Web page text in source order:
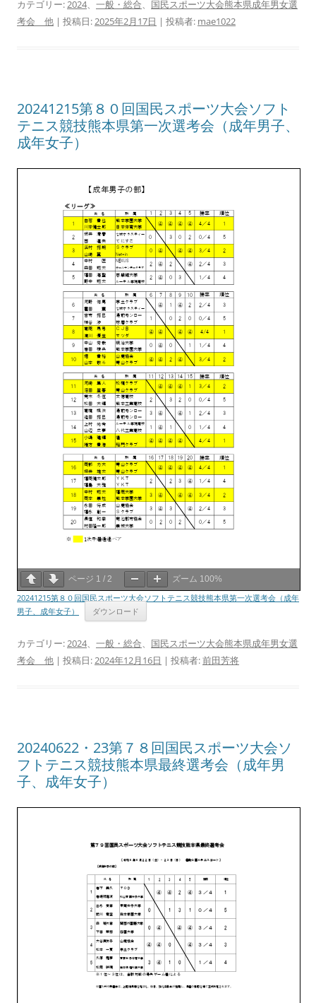
カテゴリー: 2024、 一般・総合
国民スポーツ大会熊本県成年男女選
考会 他 | 投稿日: 2025年2月17日 | 投稿者: mae1022
20241215第８０回国民スポーツ大会ソフト
テニス競技熊本県第一次選考会（成年男子、
成年女子）
ページ 1 / 2 ズーム 100%
20241215第８０回国民スポーツ大会ソフトテニス競技熊本県第一次選考会（成年
男子、成年女子）
ダウンロード
カテゴリー:2024、 一般・総合、 国民スポーツ大会熊本県成年男女選
考会 他 | 投稿日:2024年12月16日 | 投稿者:前田芳将
20240622・23第７８回国民スポーツ大会ソ
フトテニス競技熊本県最終選考会（成年男
子、成年女子）